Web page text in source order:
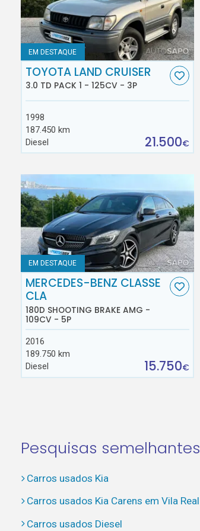
EM DESTAQUE
TOYOTA LAND CRUISER
3.0 TD PACK 1 - 125CV - 3P
1998
187.450 km
Diesel
21.500€
EM DESTAQUE
MERCEDES-BENZ CLASSE
CLA
180D SHOOTING BRAKE AMG -
109CV - 5P
2016
189.750 km
Diesel
15.750€
Pesquisas semelhantes
Carros usados Kia
Carros usados Kia Carens em Vila Real
Carros usados Diesel